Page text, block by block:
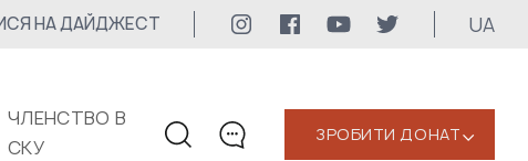
НА ДАЙДЖЕСТ UA
ЧЛЕНСТВО В
СКУ
ЗРОБИТИ ДОНАТ‹